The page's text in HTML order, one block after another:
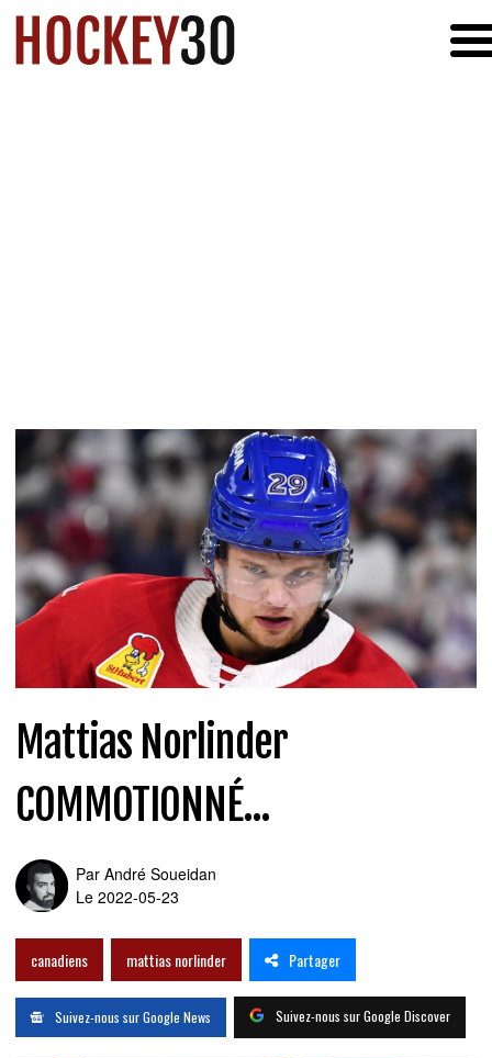
Mattias Norlinder
COMMOTIONNÉ...
Par André Soueidan
Le 2022-05-23
canadiens mattias norlinder Partager
Suivez-nous sur Google News Suivez-nous sur Google Discover